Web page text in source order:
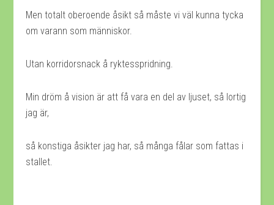
Men totalt oberoende åsikt så måste vi väl kunna tycka
om varann som människor.
Utan korridorsnack å ryktesspridning.
Min dröm å vision är att få vara en del av ljuset, så lortig
jag är,
så konstiga åsikter jag har, så många fålar som fattas i
stallet.